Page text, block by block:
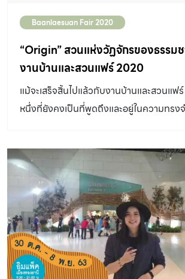
Baanlaesuan Fair 2020
“Origin” สวนแห่งวัฏจักรของธรรม
งานบ้านและสวนแฟร์ 2020
แม้จะเสร็จสิ้นไปแล้วกับงานบ้านและสวนแ
หนึ่งที่ยังคงเป็นที่พูดถึงและอยู่ในความทรง
เรืองพร้อม แห่งบริษัทสวนลีลา จำกัด เป็นผู้
สวนร่วมกับเหล่าที่ปรึกษาผู้ทรงคุณวุฒิ ทั้ง
สิน คุณฐาปนิต โชติกเสถียร แห่งบริษัท
จำกัด และคุณสิงหา ไขแสง มาร่วมกันรังสร
นี้สร้างความประทับใจแก่ผู้เข้าชมงาน
กำเนิดและมันเป็นสิ่งรอบตัวที่เป็นวัฏจักรขอ
ชีวิต ซึ่งตีความออกมาเป็นความสัมพันธ์ของท
ภูเขา พร้อมบอกเล่าถึงแก่นแท้ของสิ่งเหล่า